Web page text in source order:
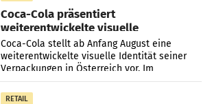
Coca-Cola präsentiert
weiterentwickelte visuelle
Markenidentität
Coca-Cola stellt ab Anfang August eine
weiterentwickelte visuelle Identität seiner
Verpackungen in Österreich vor. Im
Mittelpunkt des Redesigns stehen zentrale
Gestaltungselemente
RETAIL